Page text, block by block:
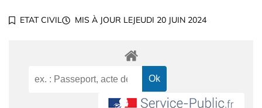
ETAT CIVIL MIS À JOUR LEJEUDI 20 JUIN 2024